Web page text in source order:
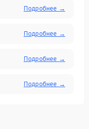
Подробнее →
Подробнее →
Подробнее →
Подробнее →